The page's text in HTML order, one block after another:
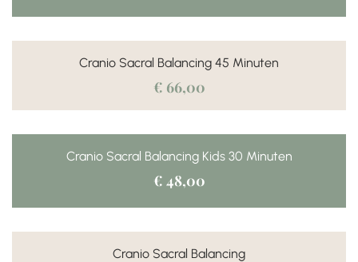
Cranio Sacral Balancing 45 Minuten
€ 66,00
Cranio Sacral Balancing Kids 30 Minuten
€ 48,00
Cranio Sacral Balancing